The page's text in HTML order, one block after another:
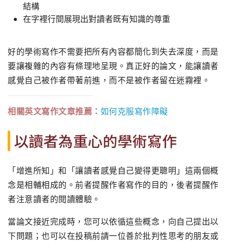
結構
在字裡行間展現出對讀者既有知識的尊重
好的學術寫作不需要把所有內容都簡化到失去深度，而是
要讓複雜的內容有條理地呈現。真正好的論文，能讓讀者
感覺自己被作者帶著前進，而不是被作者留在迷霧裡。
相關英文寫作文章推薦： 如何克服寫作障礙
以讀者為重心的學術寫作
「增進所知」和「讓讀者感覺自己變得更聰明」這兩個概
念是相輔相成的。前者提醒作者寫作的目的，後者提醒作
者注意讀者的閱讀體驗。
當論文接近完成時，您可以依循這些概念，向自己提出以
下問題；也可以在投稿前請一位善於批判性思考的朋友或